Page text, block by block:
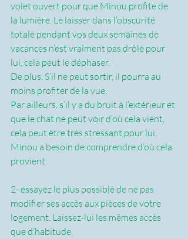
volet ouvert pour que Minou profite de
la lumière. Le laisser dans l’obscurité
totale pendant vos deux semaines de
vacances n’est vraiment pas drôle pour
lui, cela peut le déphaser.
De plus, S’il ne peut sortir, il pourra au
moins profiter de la vue.
Par ailleurs, s’il y a du bruit à l’extérieur et
que le chat ne peut voir d’où cela vient,
cela peut être très stressant pour lui.
Minou a besoin de comprendre d’où cela
provient.
2- essayez le plus possible de ne pas
modifier ses accès aux pièces de votre
logement. Laissez-lui les mêmes accès
que d’habitude.